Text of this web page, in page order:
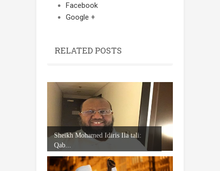
Facebook
Google +
RELATED POSTS
Sheikh Mohamed Idiris Ila tali:
Qab...